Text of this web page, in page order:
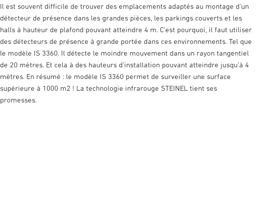
Il est souvent difficile de trouver des emplacements adaptés au montage d'un
détecteur de présence dans les grandes pièces, les parkings couverts et les
halls à hauteur de plafond pouvant atteindre 4 m. C'est pourquoi, il faut utiliser
des détecteurs de présence à grande portée dans ces environnements. Tel que
le modèle IS 3360. Il détecte le moindre mouvement dans un rayon tangentiel
de 20 mètres. Et cela à des hauteurs d'installation pouvant atteindre jusqu'à 4
mètres. En résumé : le modèle IS 3360 permet de surveiller une surface
supérieure à 1000 m2 ! La technologie infrarouge STEINEL tient ses
promesses.